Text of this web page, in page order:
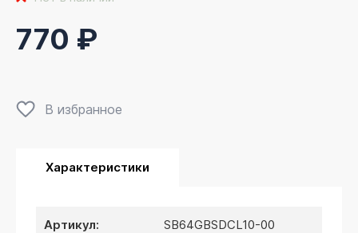
770 ₽
В избранное
Характеристики
артикул: SB64GBSDCL10-00